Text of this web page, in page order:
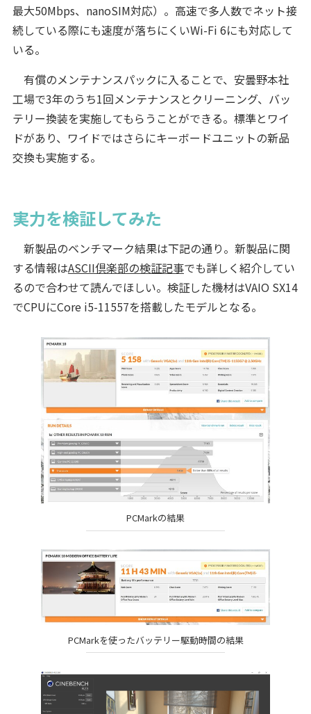
最大50Mbps、nanoSIM対応）。高速で多人数でネット接
続している際にも速度が落ちにくいWi-Fi 6にも対応して
いる。
有償のメンテナンスパックに入ることで、安曇野本社
工場で3年のうち1回メンテナンスとクリーニング、バッ
テリー換装を実施してもらうことができる。標準とワイ
ドがあり、ワイドではさらにキーボードユニットの新品
交換も実施する。
実力を検証してみた
新製品のベンチマーク結果は下記の通り。新製品に関
する情報はASCII倶楽部の検証記事でも詳しく紹介してい
るので合わせて読んでほしい。検証した機材はVAIO SX14
でCPUにCore i5-11557を搭載したモデルとなる。
PCMarkの結果
PCMarkを使ったバッテリー駆動時間の結果